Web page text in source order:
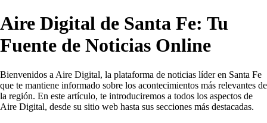
Aire Digital de Santa Fe: Tu
Fuente de Noticias Online
Bienvenidos a Aire Digital, la plataforma de noticias líder en Santa Fe
que te mantiene informado sobre los acontecimientos más relevantes de
la región. En este artículo, te introduciremos a todos los aspectos de
Aire Digital, desde su sitio web hasta sus secciones más destacadas.